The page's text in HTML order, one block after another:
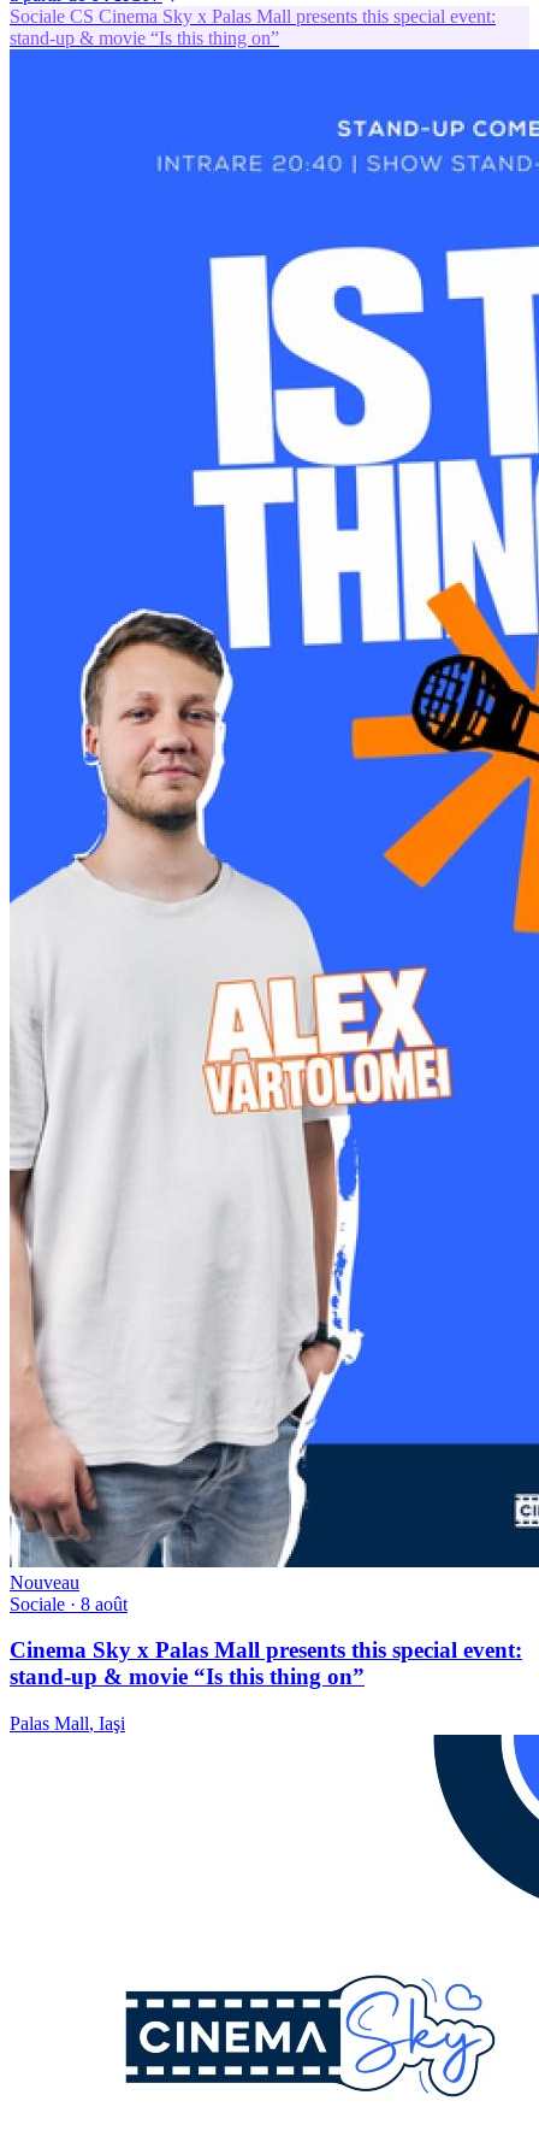
Sociale CS Cinema Sky x Palas Mall presents this special event:
stand-up & movie “Is this thing on”
Nouveau
Sociale · 8 août
Cinema Sky x Palas Mall presents this special event:
stand-up & movie “Is this thing on”
Palas Mall, Iaşi